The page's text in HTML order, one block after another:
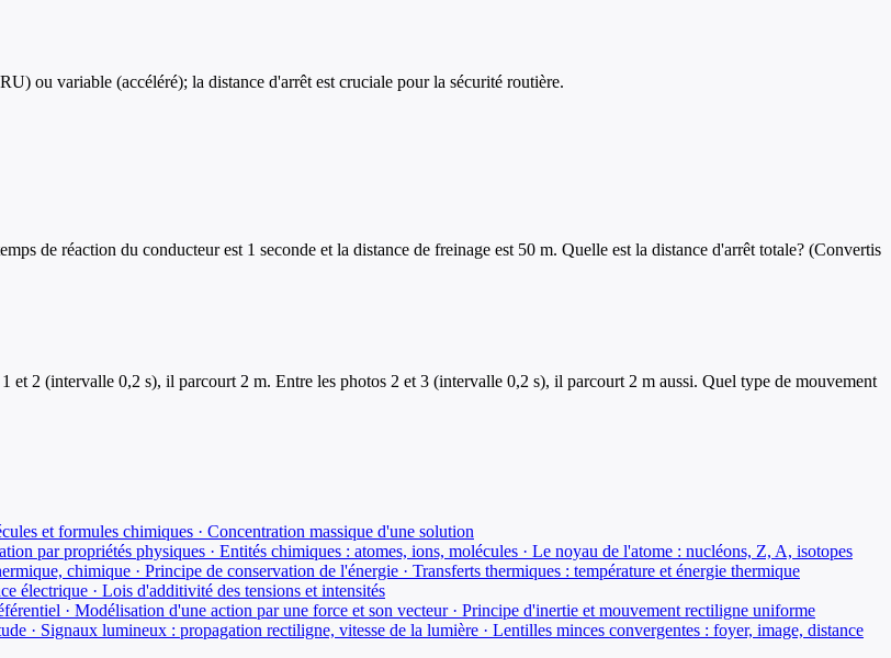
ou variable (accéléré); la distance d'arrêt est cruciale pour la sécurité routière.
de réaction du conducteur est 1 seconde et la distance de freinage est 50 m. Quelle est la distance d'arrêt totale? (Convertis
et 2 (intervalle 0,2 s), il parcourt 2 m. Entre les photos 2 et 3 (intervalle 0,2 s), il parcourt 2 m aussi. Quel type de mouvement
et formules chimiques · Concentration massique d'une solution
par propriétés physiques · Entités chimiques : atomes, ions, molécules · Le noyau de l'atome : nucléons, Z, A, isotopes
chimique · Principe de conservation de l'énergie · Transferts thermiques : température et énergie thermique
électrique · Lois d'additivité des tensions et intensités
· Modélisation d'une action par une force et son vecteur · Principe d'inertie et mouvement rectiligne uniforme
· Signaux lumineux : propagation rectiligne, vitesse de la lumière · Lentilles minces convergentes : foyer, image, distance